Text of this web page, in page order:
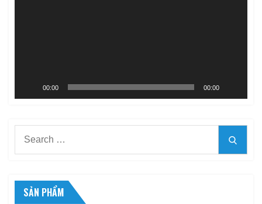
00:00 00:00
SẢN PHẨM